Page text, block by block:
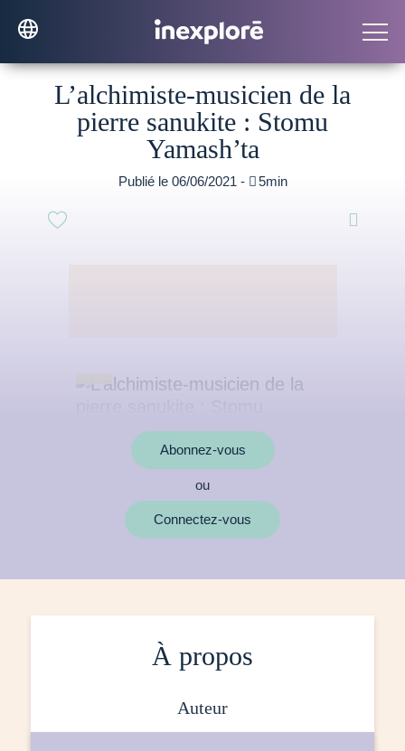
L’alchimiste-musicien de la
pierre sanukite : Stomu
Yamash’ta
Publié le 06/06/2021 - 5min

Abonnez-vous
ou
Connectez-vous
À propos
auteur